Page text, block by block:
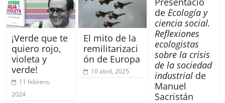
¡Verde que te
quiero rojo,
violeta y
verde!
11 febrero,
2024
El mito de la
remilitarizaci
ón de Europa
10 abril, 2025
de Ecología y
ciencia social.
Reflexiones
ecologistas
sobre la crisis
de la sociedad
industrialde
Manuel
Sacristán